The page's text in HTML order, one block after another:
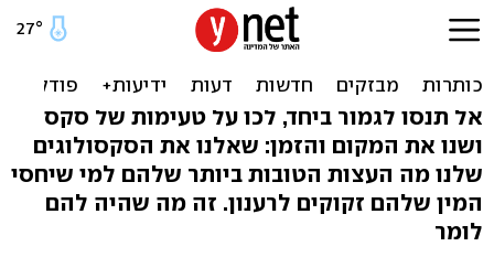
23 הדרכים הטובות ביותר
לשפר את חיי המין
אל תנסו לגמור ביחד, לכו על טעימות של סקס
ושנו את המקום והזמן: שאלנו את הסקסולוגים
שלנו מה העצות הטובות ביותר שלהם למי שיחסי
המין שלהם זקוקים לרענון. זה מה שהיה להם
לומר